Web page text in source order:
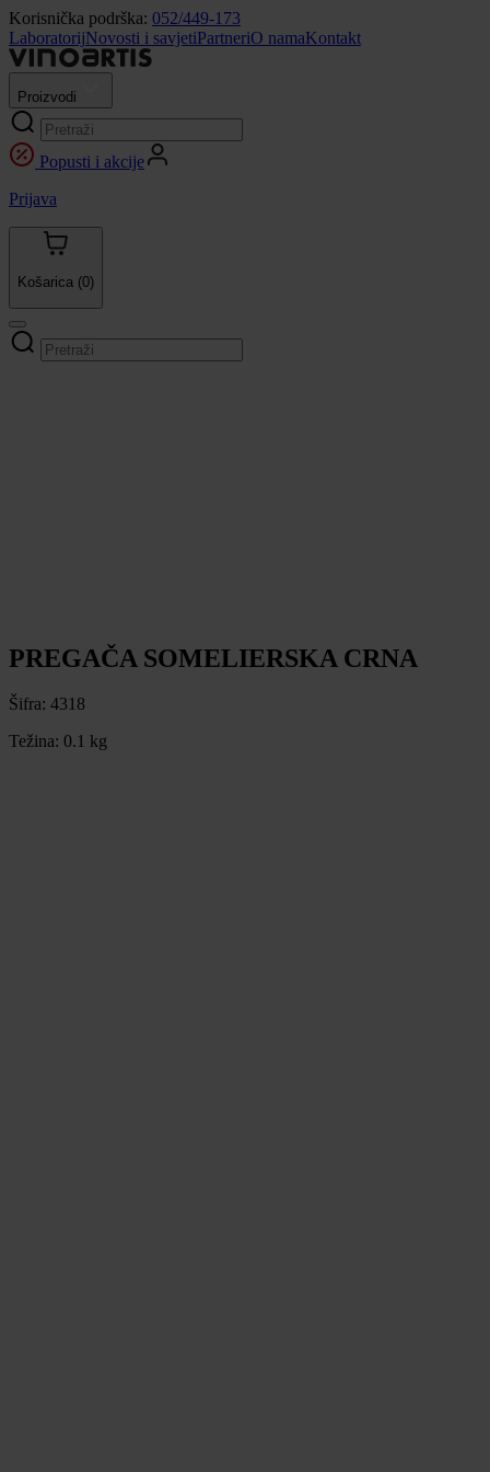
Korisnička podrška: 052/449-173
LaboratorijNovosti i savjetiPartneriO namaKontakt
Proizvodi
Popusti i akcije
Prijava
Košarica (0)
PREGAČA SOMELIERSKA CRNA
Šifra: 4318
Težina: 0.1 kg